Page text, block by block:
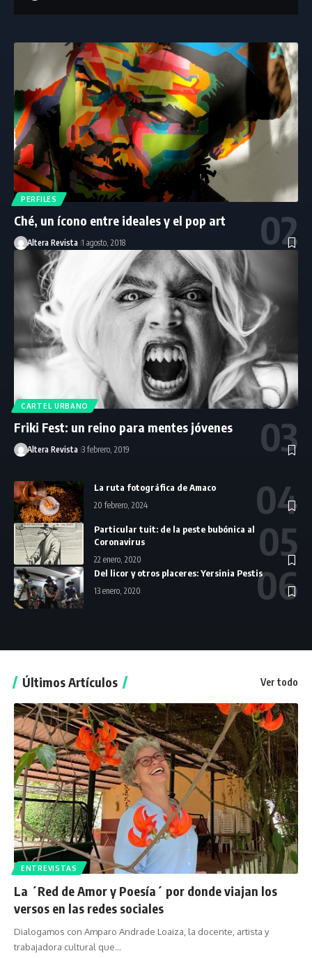
PERFILES
Ché, un ícono entre ideales y el pop art
Altera Revista 1 agosto, 2018
CARTEL URBANO
Friki Fest: un reino para mentes jóvenes
Altera Revista 3 febrero, 2019
La ruta fotográfica de Amaco
20 febrero, 2024
Particular tuit: de la peste bubónica al
Coronavirus
22 enero, 2020
Del licor y otros placeres: Yersinia Pestis
13 enero, 2020
Últimos Artículos Ver todo
ENTREVISTAS
La ´Red de Amor y Poesía´ por donde viajan los
versos en las redes sociales
Dialogamos con Amparo Andrade Loaiza, la docente, artista y
trabajadora cultural que…